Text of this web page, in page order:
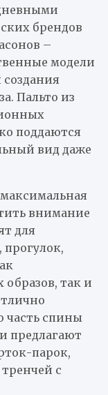
брендов
–
модели
Пальто из
поддаются
вид даже
внимание
для
так и
спины
предлагают
парок,
с